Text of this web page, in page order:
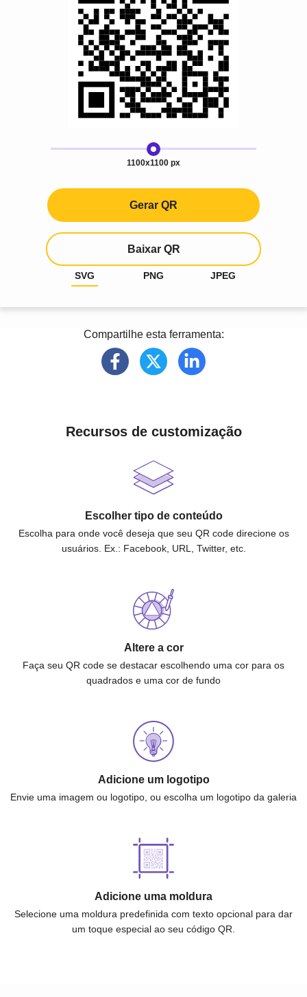
1100x1100 px
Gerar QR
Baixar QR
SVG PNG JPEG
Compartilhe esta ferramenta:
Recursos de customização
Escolher tipo de conteúdo
Escolha para onde você deseja que seu QR code direcione os
usuários. Ex.: Facebook, URL, Twitter, etc.
Altere a cor
Faça seu QR code se destacar escolhendo uma cor para os
quadrados e uma cor de fundo
Adicione um logotipo
Envie uma imagem ou logotipo, ou escolha um logotipo da galeria
Adicione uma moldura
Selecione uma moldura predefinida com texto opcional para dar
um toque especial ao seu código QR.